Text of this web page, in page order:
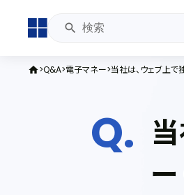
home Q&A 電子マネー